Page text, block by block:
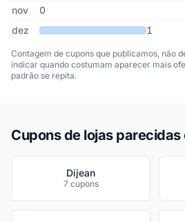
nov
0
dez
1
Contagem de cupons que publicamos, não
indicar quando costumam aparecer mais
padrão se repita.
Cupons de lojas
Dijean
7 cupons